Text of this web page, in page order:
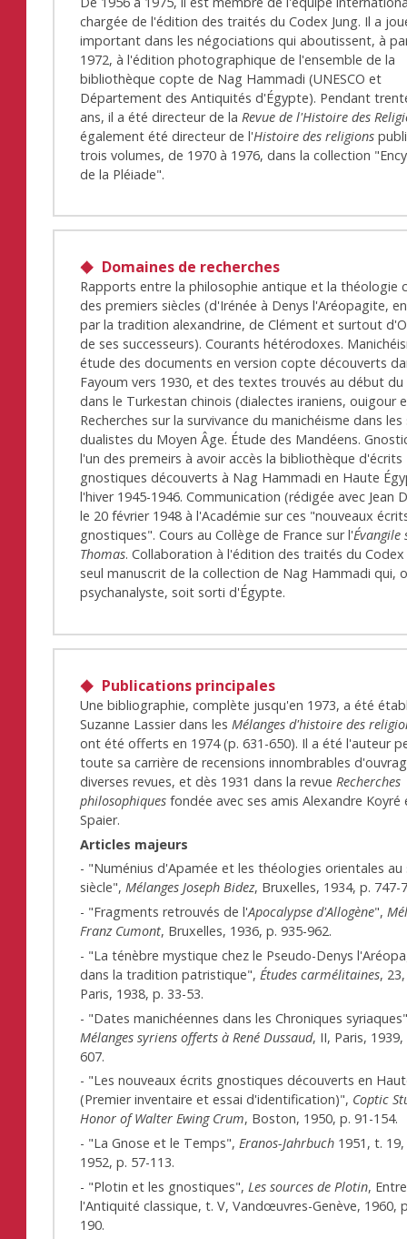
chargée de l'édition des traités du Codex Jung. Il a
important dans les négociations qui aboutissent, à
1972, à l'édition photographique de l'ensemble de la
bibliothèque copte de Nag Hammadi (UNESCO et
Département des Antiquités d'Égypte). Pendant
ans, il a été directeur de la Revue de l'Histoire des
également été directeur de l'Histoire des religions
trois volumes, de 1970 à 1976, dans la collection
de la Pléiade".
Domaines de recherches
Rapports entre la philosophie antique et la théologie
des premiers siècles (d'Irénée à Denys l'Aréopagite,
par la tradition alexandrine, de Clément et surtout
de ses successeurs). Courants hétérodoxes.
étude des documents en version copte découverts
Fayoum vers 1930, et des textes trouvés au début du
dans le Turkestan chinois (dialectes iraniens, ouigour
Recherches sur la survivance du manichéisme dans
dualistes du Moyen Âge. Étude des Mandéens.
l'un des premeirs à avoir accès la bibliothèque d'écrits
gnostiques découverts à Nag Hammadi en Haute
l'hiver 1945-1946. Communication (rédigée avec Jean
le 20 février 1948 à l'Académie sur ces "nouveaux
gnostiques". Cours au Collège de France sur l'Évangile
Thomas. Collaboration à l'édition des traités du Codex
seul manuscrit de la collection de Nag Hammadi qui,
psychanalyste, soit sorti d'Égypte.
Publications principales
Une bibliographie, complète jusqu'en 1973, a été
Suzanne Lassier dans lesMélanges d'histoire des
ont été offerts en 1974 (p. 631-650). Il a été l'auteur
toute sa carrière de recensions innombrables
diverses revues, et dès 1931 dans la revueRecherches
philosophiques fondée avec ses amis Alexandre Koyré
Spaier.
Articles majeurs
- "Numénius d'Apamée et les théologies orientales au
siècle",Mélanges Joseph Bidez, Bruxelles, 1934, p. 747-
- "Fragments retrouvés de l'Apocalypse d'Allogène",
Franz Cumont, Bruxelles, 1936, p. 935-962.
- "La ténèbre mystique chez le Pseudo-Denys
dans la tradition patristique",Études carmélitaines,
Paris, 1938, p. 33-53.
- "Dates manichéennes dans les Chroniques
Mélanges syriens offerts à René Dussaud, II, Paris,
607.
- "Les nouveaux écrits gnostiques découverts en
(Premier inventaire et essai d'identification)", Coptic
Honor of Walter Ewing Crum, Boston, 1950, p. 91-154.
- "La Gnose et le Temps",Eranos-Jahrbuch 1951, t.
1952, p. 57-113.
- "Plotin et les gnostiques",Les sources de Plotin,
l'Antiquité classique, t. V, Vandœuvres-Genève, 1960,
190.